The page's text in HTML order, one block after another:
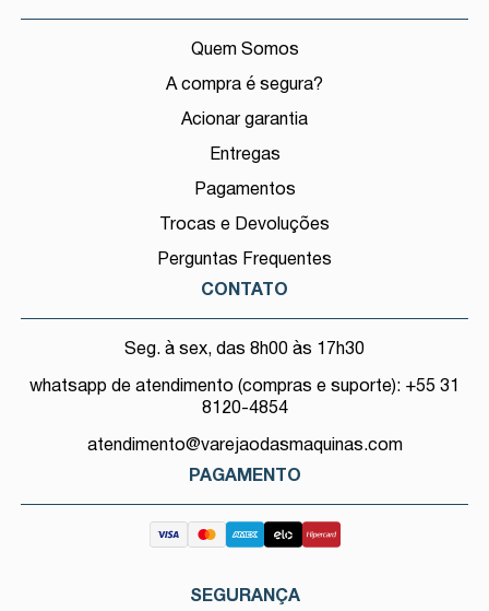
Quem Somos
A compra é segura?
Acionar garantia
Entregas
Pagamentos
Trocas e Devoluções
Perguntas Frequentes
CONTATO
Seg. à sex, das 8h00 às 17h30
whatsapp de atendimento (compras e suporte): +55 31
8120-4854
atendimento@varejaodasmaquinas.com
PAGAMENTO
SEGURANÇA